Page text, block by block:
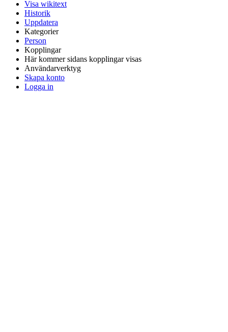
Visa wikitext
Historik
Uppdatera
Kategorier
Person
Kopplingar
Här kommer sidans kopplingar visas
Användarverktyg
Skapa konto
Logga in